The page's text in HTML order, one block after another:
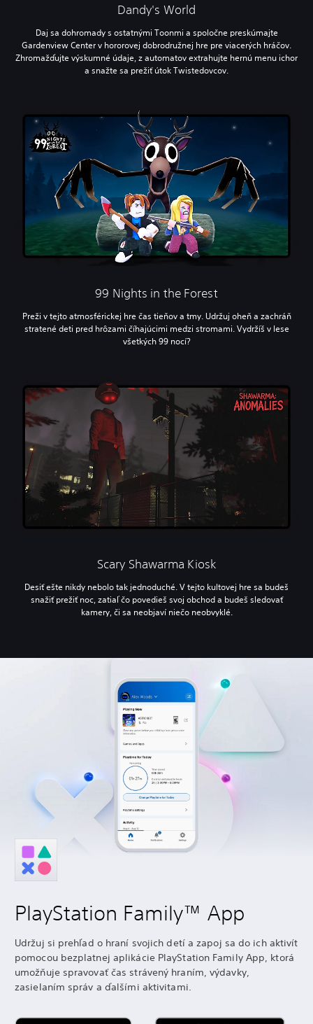
Dandy's World
Daj sa dohromady s ostatnými Toonmi a spoločne preskúmajte
Gardenview Center v hororovej dobrodružnej hre pre viacerých hráčov.
Zhromažďujte výskumné údaje, z automatov extrahujte hernú menu ichor
a snažte sa prežiť útok Twistedovcov.
99 Nights in the Forest
Preži v tejto atmosférickej hre čas tieňov a tmy. Udržuj oheň a zachráň
stratené deti pred hrôzami číhajúcimi medzi stromami. Vydržíš v lese
všetkých 99 nocí?
Scary Shawarma Kiosk
Desiť ešte nikdy nebolo tak jednoduché. V tejto kultovej hre sa budeš
snažiť prežiť noc, zatiaľ čo povedieš svoj obchod a budeš sledovať
kamery, či sa neobjaví niečo neobvyklé.
PlayStation Family™ App
Udržuj si prehľad o hraní svojich detí a zapoj sa do ich aktivít
pomocou bezplatnej aplikácie PlayStation Family App, ktorá
umožňuje spravovať čas strávený hraním, výdavky,
zasielaním správ a ďalšími aktivitami.